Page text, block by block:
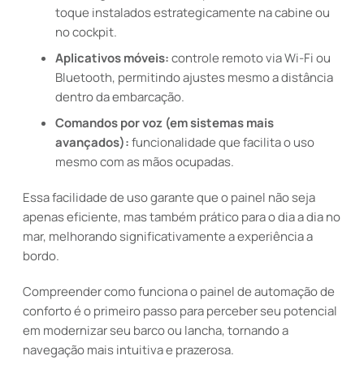
toque instalados estrategicamente na cabine ou
no cockpit.
Aplicativos móveis:controle remoto via Wi-Fi ou
Bluetooth, permitindo ajustes mesmo a distância
dentro da embarcação.
Comandos por voz (em sistemas mais
avançados):funcionalidade que facilita o uso
mesmo com as mãos ocupadas.
Essa facilidade de uso garante que o painel não seja
apenas eficiente, mas também prático para o dia a dia no
mar, melhorando significativamente a experiência a
bordo.
Compreender como funciona o painel de automação de
conforto é o primeiro passo para perceber seu potencial
em modernizar seu barco ou lancha, tornando a
navegação mais intuitiva e prazerosa.